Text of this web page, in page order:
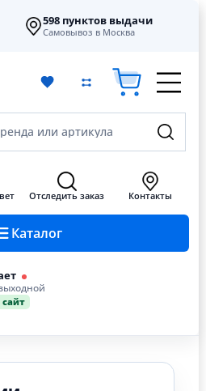
598 пунктов выдачи
Самовывоз в Москва
или артикула
Каталог
Отследить заказ Контакты